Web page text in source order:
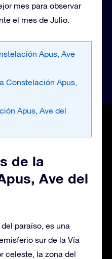
mes para observar
el mes de Julio.
Apus, Ave
Constelación Apus,
Apus, Ave del
de la
Ave del
paraíso, es una
sur de la Vía
celeste, la zona del